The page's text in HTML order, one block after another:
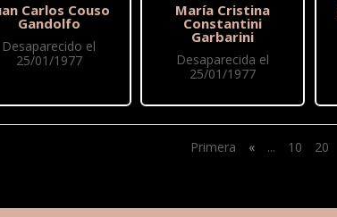
Carlos Couso
Gandolfo
Desaparecido el
25/01/1977
María Cristina
Constantini
Garbarini
Desaparecida el
25/01/1977
Primera « ... 10 20